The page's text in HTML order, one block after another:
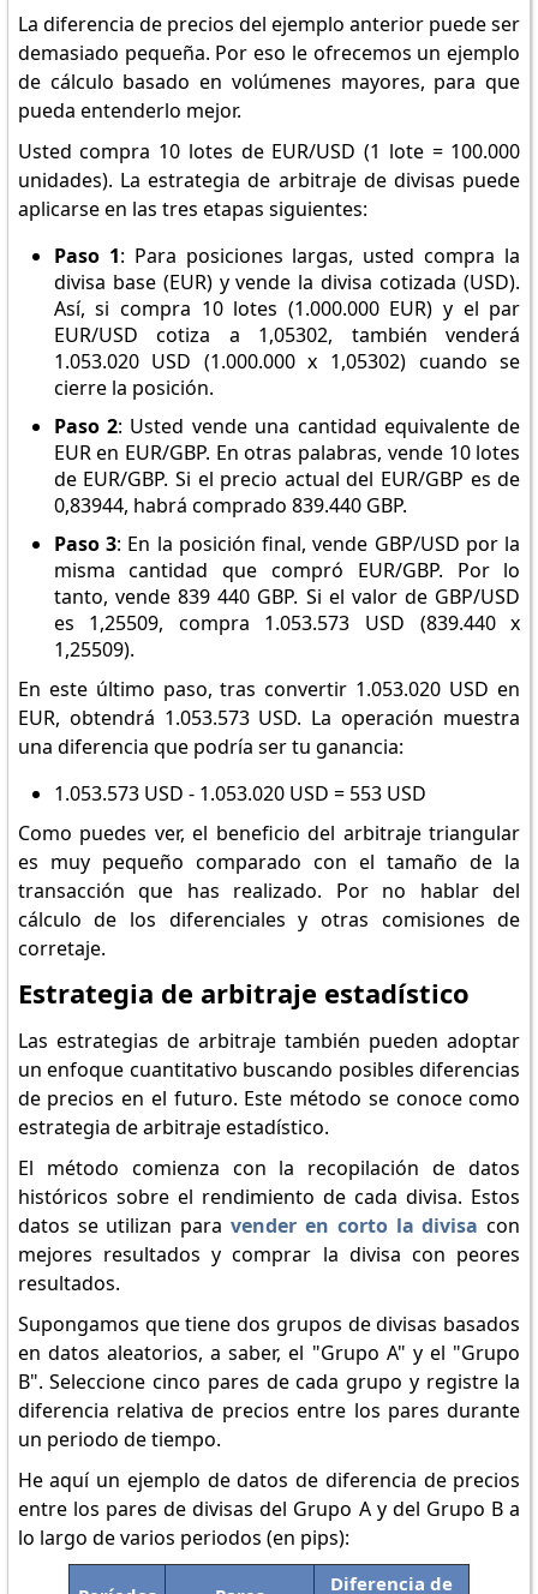
La diferencia de precios del ejemplo anterior puede ser
demasiado pequeña. Por eso le ofrecemos un ejemplo
de cálculo basado en volúmenes mayores, para que
pueda entenderlo mejor.
Usted compra 10 lotes de EUR/USD (1 lote = 100.000
unidades). La estrategia de arbitraje de divisas puede
aplicarse en las tres etapas siguientes:
Paso 1: Para posiciones largas, usted compra la
divisa base (EUR) y vende la divisa cotizada (USD).
Así, si compra 10 lotes (1.000.000 EUR) y el par
EUR/USD cotiza a 1,05302, también venderá
1.053.020 USD (1.000.000 x 1,05302) cuando se
cierre la posición.
Paso 2: Usted vende una cantidad equivalente de
EUR en EUR/GBP. En otras palabras, vende 10 lotes
de EUR/GBP. Si el precio actual del EUR/GBP es de
0,83944, habrá comprado 839.440 GBP.
Paso 3: En la posición final, vende GBP/USD por la
misma cantidad que compró EUR/GBP. Por lo
tanto, vende 839 440 GBP. Si el valor de GBP/USD
es 1,25509, compra 1.053.573 USD (839.440 x
1,25509).
En este último paso, tras convertir 1.053.020 USD en
EUR, obtendrá 1.053.573 USD. La operación muestra
una diferencia que podría ser tu ganancia:
1.053.573 USD - 1.053.020 USD = 553 USD
Como puedes ver, el beneficio del arbitraje triangular
es muy pequeño comparado con el tamaño de la
transacción que has realizado. Por no hablar del
cálculo de los diferenciales y otras comisiones de
corretaje.
Estrategia de arbitraje estadístico
Las estrategias de arbitraje también pueden adoptar
un enfoque cuantitativo buscando posibles diferencias
de precios en el futuro. Este método se conoce como
estrategia de arbitraje estadístico.
El método comienza con la recopilación de datos
históricos sobre el rendimiento de cada divisa. Estos
datos se utilizan paravender en corto la divisa con
mejores resultados y comprar la divisa con peores
resultados.
Supongamos que tiene dos grupos de divisas basados
en datos aleatorios, a saber, el "Grupo A" y el "Grupo
B". Seleccione cinco pares de cada grupo y registre la
diferencia relativa de precios entre los pares durante
un periodo de tiempo.
He aquí un ejemplo de datos de diferencia de precios
entre los pares de divisas del Grupo A y del Grupo B a
lo largo de varios periodos (en pips):
Diferencia de